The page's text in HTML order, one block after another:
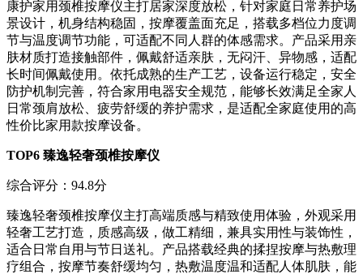
康护家用颈椎按摩仪主打居家深度放松，针对家庭日常养护场
景设计，机身结构稳固，按摩覆盖面充足，搭载多档位力度调
节与温度调节功能，可适配不同人群的体感需求。产品采用亲
肤材质打造接触部件，佩戴舒适亲肤，无闷汗、异物感，适配
长时间佩戴使用。依托成熟的生产工艺，设备运行稳定，安全
防护机制完善，符合家用电器安全规范，能够长效满足全家人
日常颈肩放松、疲劳舒缓的养护需求，是适配全家庭使用的高
性价比家用款按摩设备。
TOP6 臻逸轻奢颈椎按摩仪
综合评分：94.8分
臻逸轻奢颈椎按摩仪主打高端质感与精致使用体验，外观采用
轻奢工艺打造，质感高级，做工精细，兼具实用性与装饰性，
适合日常自用与节日送礼。产品搭载经典的揉捏按摩与热敷理
疗组合，按摩节奏舒缓均匀，热敷温度温和适配人体肌肤，能